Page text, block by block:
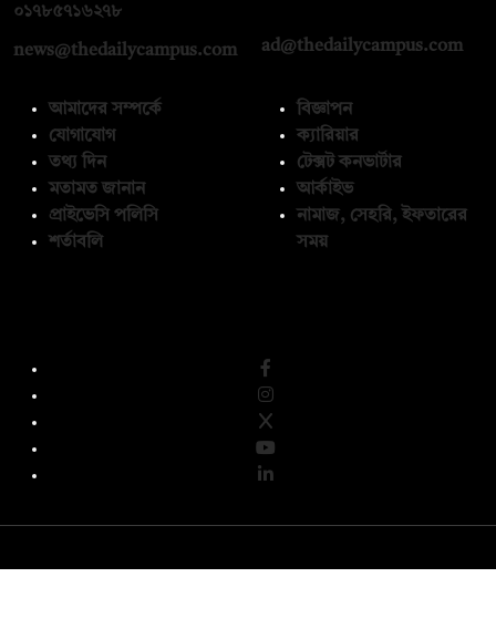
০১৭৮৫৭১৬২৭৮
news@thedailycampus.com ad@thedailycampus.com
আমাদের সম্পর্কে
যোগাযোগ
তথ্য দিন
মতামত জানান
প্রাইভেসি পলিসি
শর্তাবলি
বিজ্ঞাপন
ক্যারিয়ার
টেক্সট কনভার্টার
আর্কাইভ
নামাজ, সেহরি, ইফতারের
সময়